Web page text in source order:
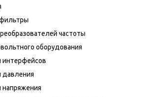
частоты
оборудования
интерфейсов
давления
напряжения